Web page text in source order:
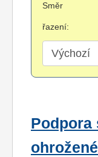
Směr
řazení:
Podpora